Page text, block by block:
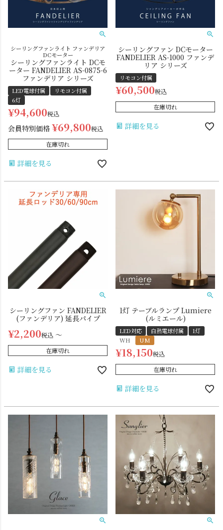
シーリングライト シーリングファン
SNS
シーリングファンライト ファンデリア
DCモーター
シーリングファンライト DCモ
ーター FANDELIER AS-0875-6
ファンデリア シリーズ
LED電球付属
リモコン付属
6灯
¥94,600税込
会員特別価格 ¥69,800税込
在庫切れ
詳細を見る
シーリングファン DCモーター
FANDELIER AS-1000 ファンデ
リア シリーズ
リモコン付属
¥60,500税込
在庫切れ
詳細を見る
シーリングファン FANDELIER
(ファンデリア) 延長パイプ
¥2,200税込 〜
在庫切れ
詳細を見る
1灯 テーブルランプ Lumiere
(ルミエール)
LED対応 白熱電球付属
1灯
WH
UM
¥18,150税込
在庫切れ
詳細を見る